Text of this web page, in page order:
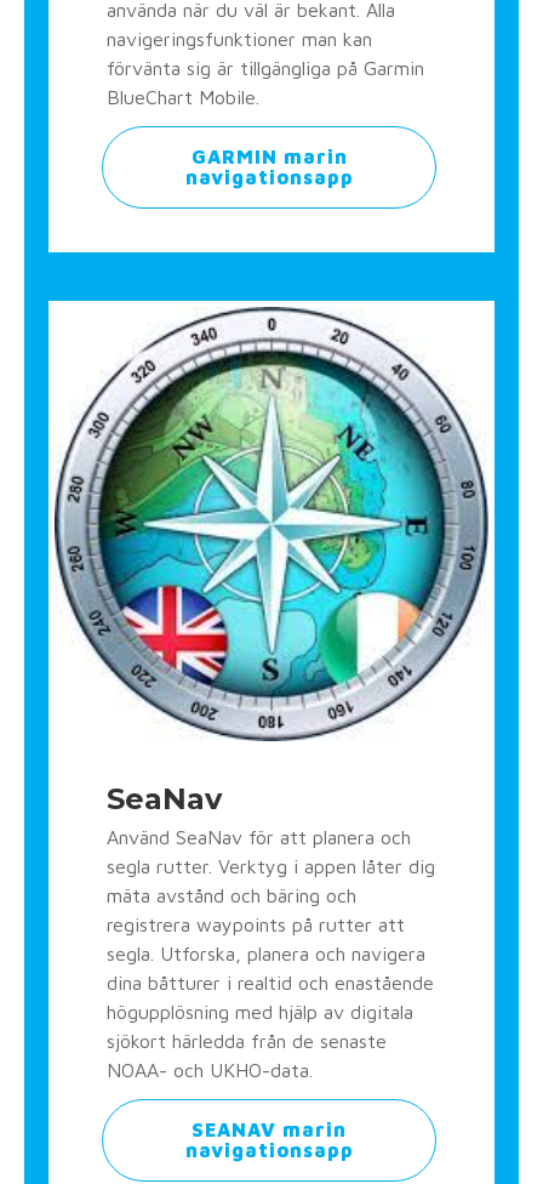
använda när du väl är bekant. Alla
navigeringsfunktioner man kan
förvänta sig är tillgängliga på Garmin
BlueChart Mobile.
GARMIN marin
navigationsapp
SeaNav
Använd SeaNav för att planera och
segla rutter. Verktyg i appen låter dig
mäta avstånd och bäring och
registrera waypoints på rutter att
segla. Utforska, planera och navigera
dina båtturer i realtid och enastående
högupplösning med hjälp av digitala
sjökort härledda från de senaste
NOAA- och UKHO-data.
SEANAV marin
navigationsapp